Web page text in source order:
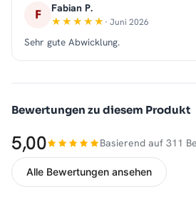
F Fabian P.
· Juni 2026
Sehr gute Abwicklung.
Bewertungen zu diesem Produkt
5,00 Basierend auf 311
Alle Bewertungen ansehen